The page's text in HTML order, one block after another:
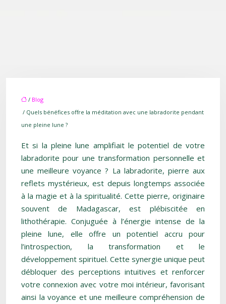
/ Blog
/ Quels bénéfices offre la méditation avec une labradorite pendant
une pleine lune ?
Et si la pleine lune amplifiait le potentiel de votre
labradorite pour une transformation personnelle et
une meilleure voyance ? La labradorite, pierre aux
reflets mystérieux, est depuis longtemps associée
à la magie et à la spiritualité. Cette pierre, originaire
souvent de Madagascar, est plébiscitée en
lithothérapie. Conjuguée à l’énergie intense de la
pleine lune, elle offre un potentiel accru pour
l’introspection, la transformation et le
développement spirituel. Cette synergie unique peut
débloquer des perceptions intuitives et renforcer
votre connexion avec votre moi intérieur, favorisant
ainsi la voyance et une meilleure compréhension de